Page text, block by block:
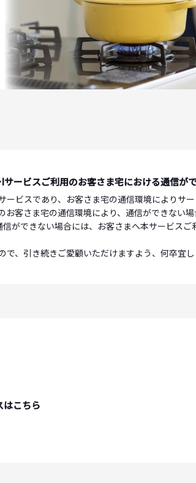
ービスご利用のお客さま宅における通信が
ビスであり、お客さま宅の通信環境によりサ
客さま宅の通信環境により、通信ができない
ができない場合には、お客さまへ本サービス
、引き続きご愛顧いただけますよう、何卒宜
はこちら